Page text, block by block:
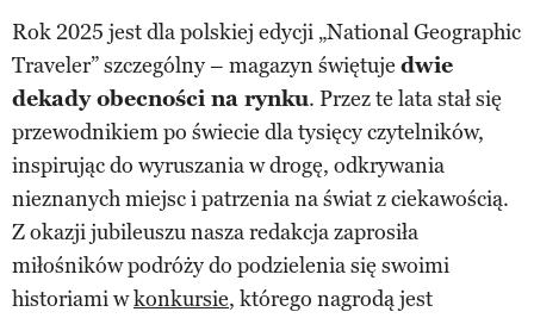
Rok 2025 jest dla polskiej edycji „National Geographic
Traveler” szczególny – magazyn świętuje dwie
dekady obecności na rynku. Przez te lata stał się
przewodnikiem po świecie dla tysięcy czytelników,
inspirując do wyruszania w drogę, odkrywania
nieznanych miejsc i patrzenia na świat z ciekawością.
Z okazji jubileuszu nasza redakcja zaprosiła
miłośników podróży do podzielenia się swoimi
historiami wkonkursie, którego nagrodą jest